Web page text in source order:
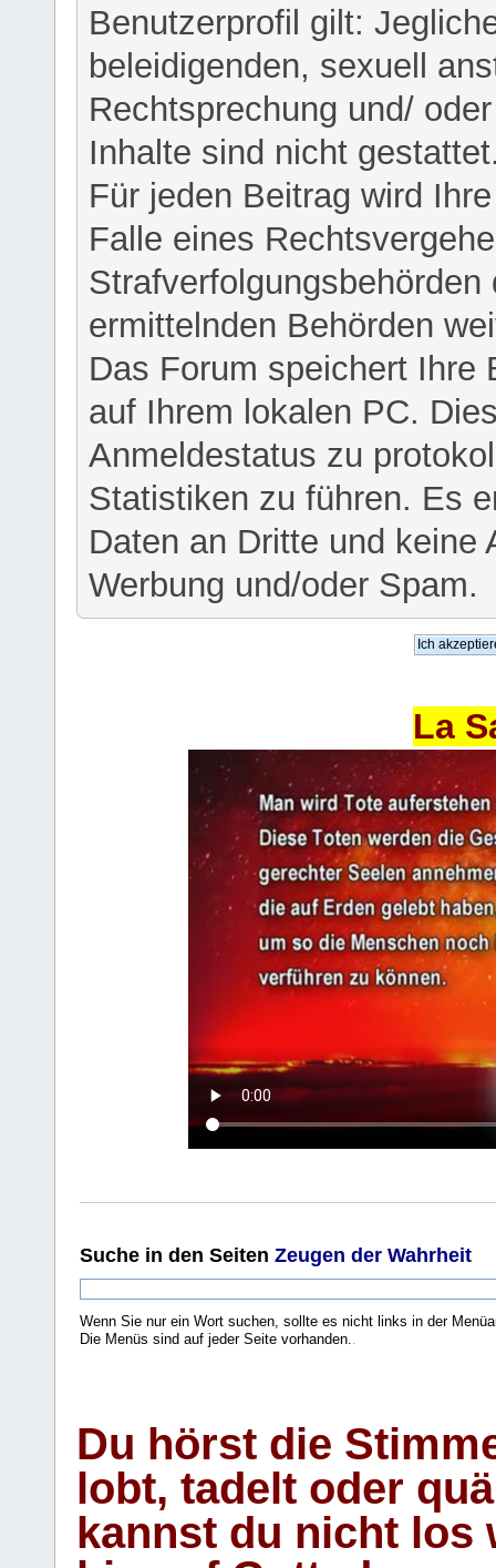
Benutzerprofil gilt:
beleidigenden, sexuell
Rechtsprechung und/
Inhalte sind nicht
Für jeden Beitrag wird
Falle eines
ermittelnden Behörden
Das Forum speichert Ihre
auf Ihrem lokalen PC.
Anmeldestatus zu
Statistiken zu führen. Es
Daten an Dritte und keine
Werbung und/oder Spam.
La
Suche in den Seiten Zeugen der Wahrheit
Wenn Sie nur ein Wort suchen, sollte es nicht links in der
Die Menüs sind auf jeder Seite vorhanden..
Du hörst die
lobt, tadelt oder
kannst du nicht los